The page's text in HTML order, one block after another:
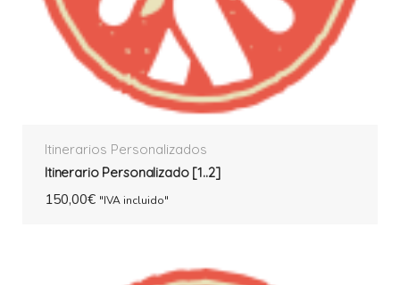
Itinerarios Personalizados
Itinerario Personalizado [1..2]
150,00€ "IVA incluido"